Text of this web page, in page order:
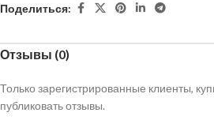
Поделиться:
Отзывы (0)
Только зарегистрированные клиенты,
публиковать отзывы.